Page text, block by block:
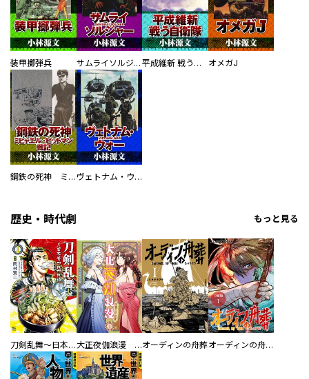
装甲擲弾兵 サムライソルジャー SAMURAI SOLDIER 平成維新 戦う自衛隊 オメガJ
鋼鉄の死神 ミヒャエル・ビットマン戦記 ヴェトナム・ウォー VIETNAM WAR
歴史・時代劇 もっと見る
刀剣乱舞～日本号つれづれ酒～ 大正夜伽浪漫 －金曜日の花嫁—オーディンの舟葬 オーディンの舟葬 分冊版